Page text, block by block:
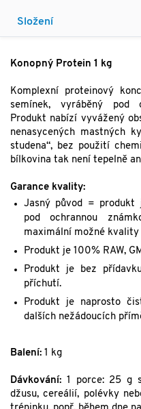
Složení
Konopný Protein 1 kg
Komplexní proteinový
semínek, vyráběný pod
Produkt nabízí vyvážený
nenasycených mastných
studena“, bez použití
bílkovina tak není tepelně
Garance kvality:
Jasný původ = produkt
pod ochrannou
maximální možné
Produkt je 100% RAW,
Produkt je bez
příchutí.
Produkt je naprosto
dalších nežádoucích
Balení: 1 kg
Dávkování: 1 porce: 25 g
džusu, cereálií, polévky